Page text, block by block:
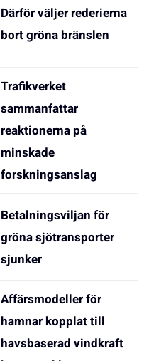
Därför väljer rederierna
bort gröna bränslen
Trafikverket
sammanfattar
reaktionerna på
minskade
forskningsanslag
Betalningsviljan för
gröna sjötransporter
sjunker
Affärsmodeller för
hamnar kopplat till
havsbaserad vindkraft